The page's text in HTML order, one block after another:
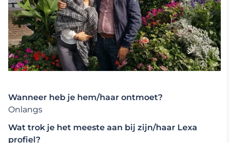
Wanneer heb je hem/haar ontmoet?
Onlangs
Wat trok je het meeste aan bij zijn/haar Lexa
profiel?